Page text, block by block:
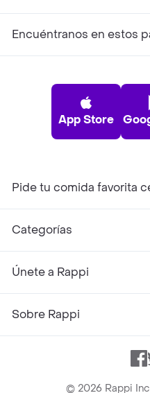
Encuéntranos en estos
App Store
Pide tu comida favorita
Categorías
Únete a Rappi
Sobre Rappi
© 2026 Rappi